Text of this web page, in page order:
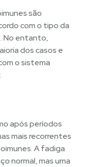
são
com o tipo da
No entanto,
dos casos e
o sistema
após períodos
mais recorrentes
A fadiga
normal, mas uma